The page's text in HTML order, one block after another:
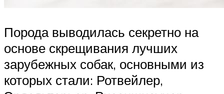
Порода выводилась секретно на
основе скрещивания лучших
зарубежных собак, основными из
которых стали: Ротвейлер,